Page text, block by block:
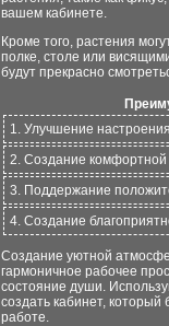
вашем кабинете.
Кроме того, растения
полке, столе или
будут прекрасно
1. Улучшение
2. Создание комфортной
3. Поддержание
4. Создание
Создание уютной
гармоничное рабочее
состояние души.
создать кабинет, который
работе.